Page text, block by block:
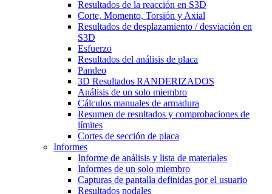
Resultados de la reacción en S3D
Corte, Momento, Torsión y Axial
Resultados de desplazamiento / desviación en
S3D
Esfuerzo
Resultados del análisis de placa
Pandeo
3D Resultados RANDERIZADOS
Análisis de un solo miembro
Cálculos manuales de armadura
Resumen de resultados y comprobaciones de
límites
Cortes de sección de placa
Informes
Informe de análisis y lista de materiales
Informes de un solo miembro
Capturas de pantalla definidas por el usuario
Resultados nodales